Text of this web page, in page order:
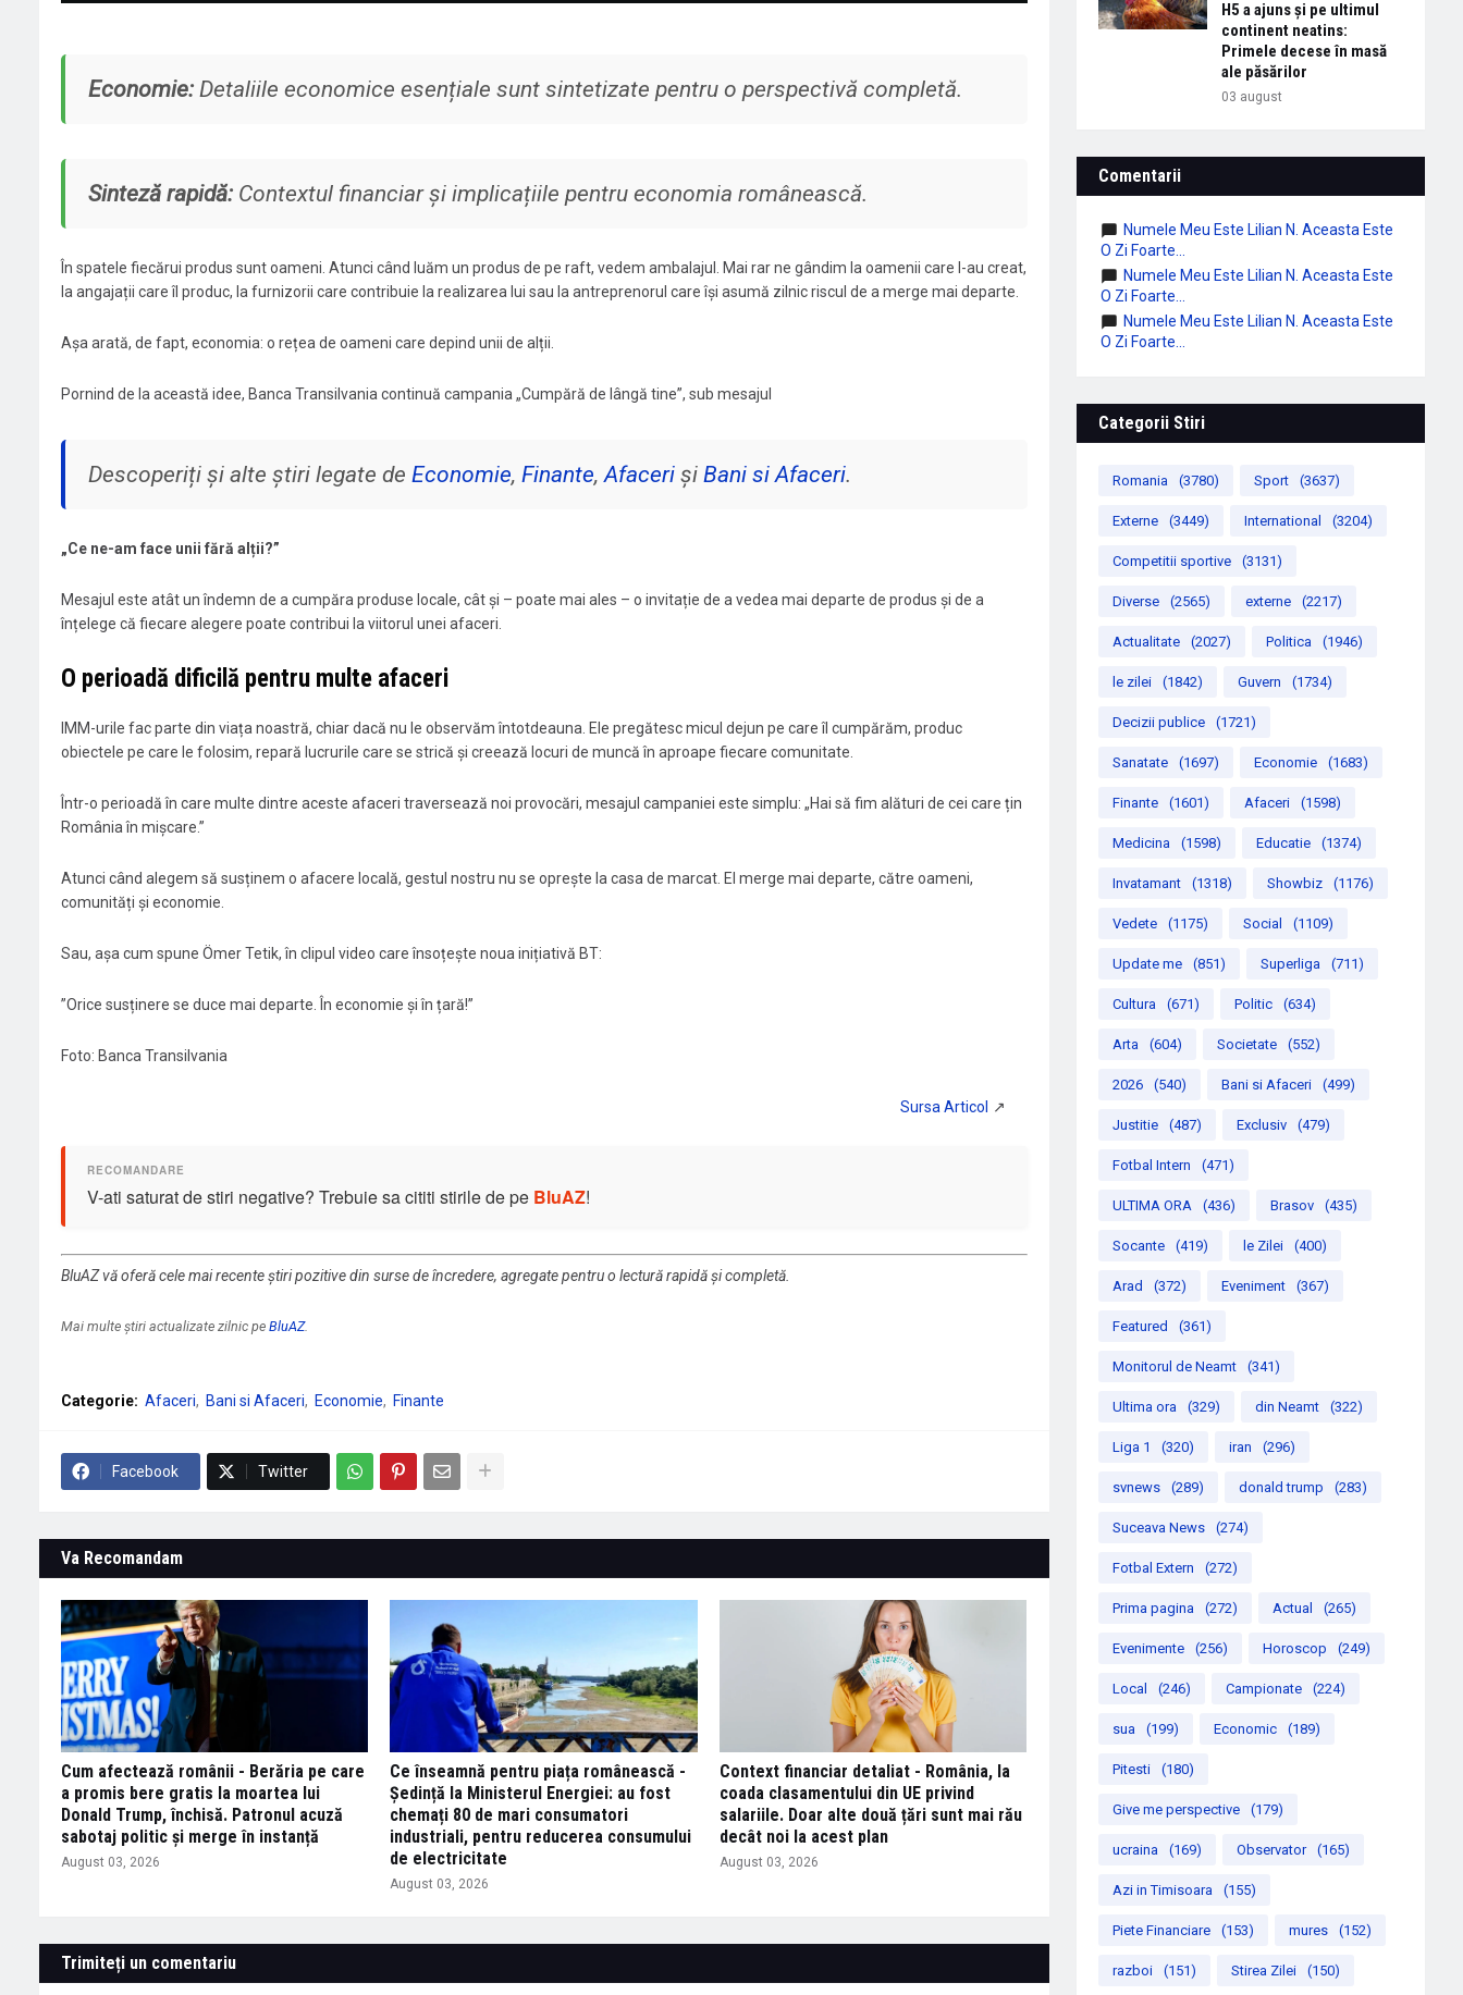
Economie:Detaliile economice esențiale sunt sintetizate pentru o perspectivă completă.
Sinteză rapidă:Contextul financiar și implicațiile pentru economia românească.
În spatele fiecărui produs sunt oameni. Atunci când luăm un produs de pe raft, vedem ambalajul. Mai rar ne gândim la oamenii care l-au creat,
la angajații care îl produc, la furnizorii care contribuie la realizarea lui sau la antreprenorul care își asumă zilnic riscul de a merge mai departe.
Așa arată, de fapt, economia: o rețea de oameni care depind unii de alții.
Pornind de la această idee, Banca Transilvania continuă campania „Cumpără de lângă tine”, sub mesajul
Descoperiți și alte știri legate de Economie, Finante,Afaceriși Bani si Afaceri.
„Ce ne-am face unii fără alții?”
Mesajul este atât un îndemn de a cumpăra produse locale, cât și – poate mai ales – o invitație de a vedea mai departe de produs și de a
înțelege că fiecare alegere poate contribui la viitorul unei afaceri.
O perioadă dificilă pentru multe afaceri
IMM-urile fac parte din viața noastră, chiar dacă nu le observăm întotdeauna. Ele pregătesc micul dejun pe care îl cumpărăm, produc
obiectele pe care le folosim, repară lucrurile care se strică și creează locuri de muncă în aproape fiecare comunitate.
Într-o perioadă în care multe dintre aceste afaceri traversează noi provocări, mesajul campaniei este simplu: „Hai să fim alături de cei care țin
România în mișcare.”
Atunci când alegem să susținem o afacere locală, gestul nostru nu se oprește la casa de marcat. El merge mai departe, către oameni,
comunități și economie.
Sau, așa cum spune Ömer Tetik, în clipul video care însoțește noua inițiativă BT:
”Orice susținere se duce mai departe. În economie și în țară!”
Foto: Banca Transilvania
V-ati saturat de stiri negative? Trebuie sa cititi stirile de pe BluAZ!
BluAZ vă oferă cele mai recente știri pozitive din surse de încredere, agregate pentru o lectură rapidă și completă.
Mai multe știri actualizate zilnic pe BluAZ.
Categorie: Afaceri Bani si Afaceri Economie Finante
Facebook Twitter
Va Recomandam
Cum afectează românii - Berăria pe care
a promis bere gratis la moartea lui
Donald Trump, închisă. Patronul acuză
sabotaj politic și merge în instanță
August 03, 2026
Ce înseamnă pentru piața românească -
Ședință la Ministerul Energiei: au fost
chemați 80 de mari consumatori
industriali, pentru reducerea consumului
de electricitate
August 03, 2026
Context financiar detaliat - România, la
coada clasamentului din UE privind
salariile. Doar alte două țări sunt mai rău
decât noi la acest plan
August 03, 2026
Trimiteți un comentariu
H5 a ajuns și pe ultimul
continent neatins:
Primele decese în masă
ale păsărilor
03 august
Comentarii
Numele Meu Este Lilian N. Aceasta Este
O Zi Foarte...
Numele Meu Este Lilian N. Aceasta Este
O Zi Foarte...
Numele Meu Este Lilian N. Aceasta Este
O Zi Foarte...
Categorii Stiri
Romania (3780) Sport (3637)
Externe (3449) International (3204)
Competitii sportive (3131)
Diverse (2565) externe (2217)
Actualitate (2027) Politica (1946)
le zilei (1842) Guvern (1734)
Decizii publice (1721)
Sanatate (1697) Economie (1683)
Finante (1601) Afaceri (1598)
Medicina (1598) Educatie (1374)
Invatamant (1318) Showbiz (1176)
Vedete (1175) Social (1109)
Update me (851) Superliga (711)
Cultura (671) Politic (634)
Arta (604) Societate (552)
2026 (540) Bani si Afaceri (499)
Justitie (487) Exclusiv (479)
Fotbal Intern (471)
ULTIMA ORA (436) Brasov (435)
Socante (419) le Zilei (400)
Arad (372) Eveniment (367)
Featured (361)
Monitorul de Neamt (341)
Ultima ora (329) din Neamt (322)
Liga 1 (320) iran (296)
svnews (289) donald trump (283)
Suceava News (274)
Fotbal Extern (272)
Prima pagina (272) Actual (265)
Evenimente (256) Horoscop (249)
Local (246) Campionate (224)
sua (199) Economic (189)
Pitesti (180)
Give me perspective (179)
ucraina (169) Observator (165)
Azi in Timisoara (155)
Piete Financiare (153) mures (152)
razboi (151) Stirea Zilei (150)